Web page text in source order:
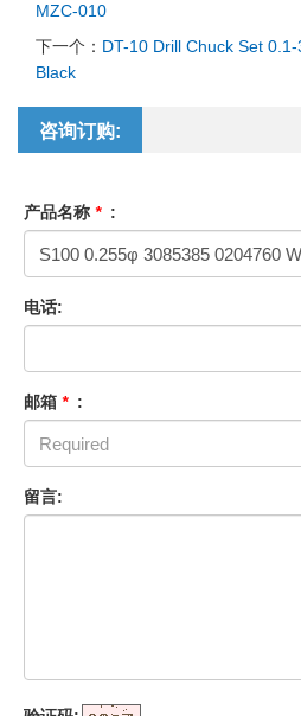
MZC-010
下一个： DT-10 Drill Chuck Set
Black
咨询订购:
产品名称 * :
电话:
邮箱 * :
留言: